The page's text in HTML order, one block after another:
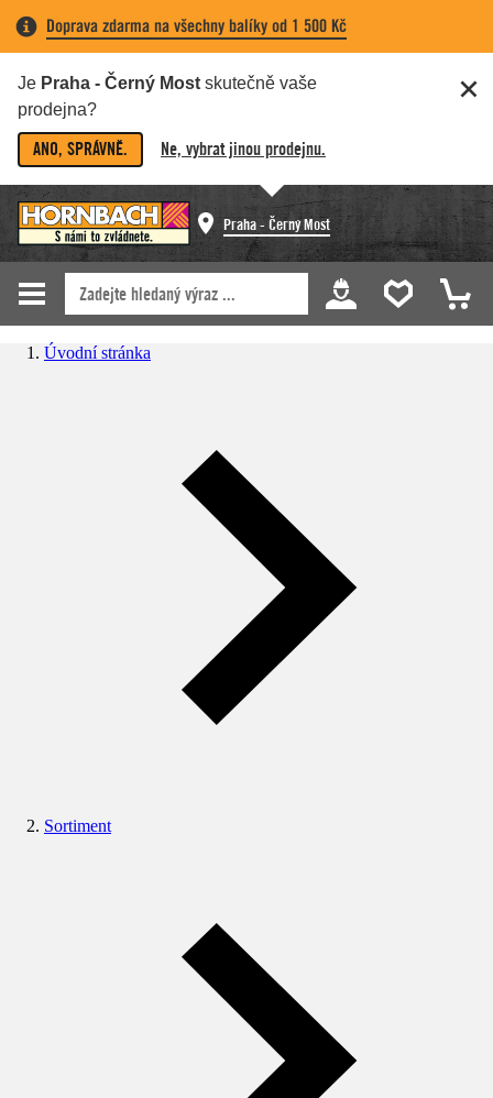
Doprava zdarma na všechny balíky od 1 500 Kč
Je Praha - Černý Most skutečně vaše
prodejna?
ANO, SPRÁVNĚ. Ne, vybrat jinou prodejnu.
Praha - Černý Most
Úvodní stránka
Sortiment